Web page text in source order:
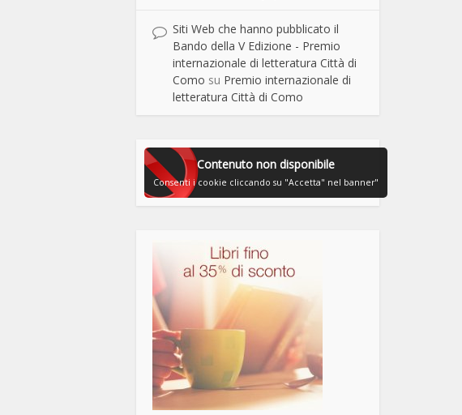
Siti Web che hanno pubblicato il
Bando della V Edizione - Premio
internazionale di letteratura Città di
Como su Premio internazionale di
letteratura Città di Como
Contenuto non disponibile
Consenti i cookie cliccando su "Accetta" nel banner"